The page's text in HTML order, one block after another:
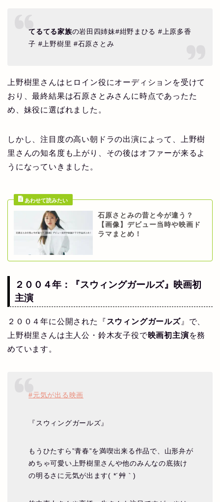
てるてる家族の岩田四姉妹#紺野まひる #上原多香
子 #上野樹里 #石原さとみ
上野樹里さんはヒロイン役にオーディションを受けて
おり、最終結果は石原さとみさんに時点であったた
め、妹役に選ばれました。
しかし、注目度の高い朝ドラの出演によって、上野樹
里さんの知名度も上がり、その後はオファーが来るよ
うになっていきました。
石原さとみの昔と今が違う？
【画像】デビュー当時や映画ド
ラマまとめ！
２００４年：
『スウィングガールズ』映画初
主演
２００４年に公開された『 スウィングガールズ』で、
上野樹里さんは主人公・鈴木友子役で映画初主演を務
めています。
#元気が出る映画
『スウィングガールズ』
もうひたすら”青春”を満喫出来る作品で、山形弁が
めちゃ可愛い上野樹里さんや他のみんなの底抜け
の明るさに元気が出ます( *´艸｀)